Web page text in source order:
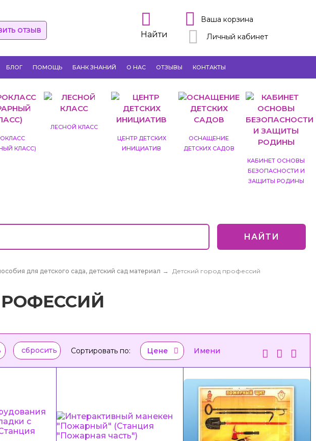
ОТЗЫВ Найти
Ваша корзина
Личный кабинет
БЛОГ ПОМОЩЬ БАНК ЗНАНИЙ О НАС ОТЗЫВЫ КОНТАКТЫ
КЛАСС)
ЛЕСНОЙ КЛАСС
ЦЕНТР ДЕТСКИХ
ИНИЦИАТИВ
ОСНАЩЕНИЕ
ДЕТСКИХ САДОВ
КАБИНЕТ ОСНОВЫ
БЕЗОПАСНОСТИ И
ЗАЩИТЫ РОДИНЫ
НАЙТИ
для детского сада, детский сад материал → Детский город профессий
Сортировать по: Цене Имени